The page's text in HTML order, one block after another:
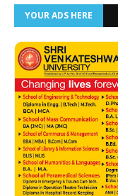
YOUR ADS HERE